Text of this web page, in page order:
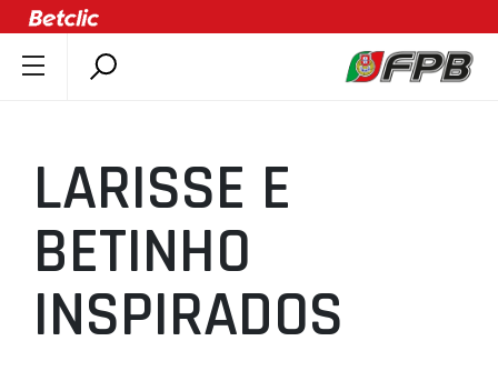
ÚLTIMAS
COMPETIÇÕES
ASSOCIAÇÕES
CLUBES
AGENTES
LARISSE E
BETINHO
INSPIRADOS